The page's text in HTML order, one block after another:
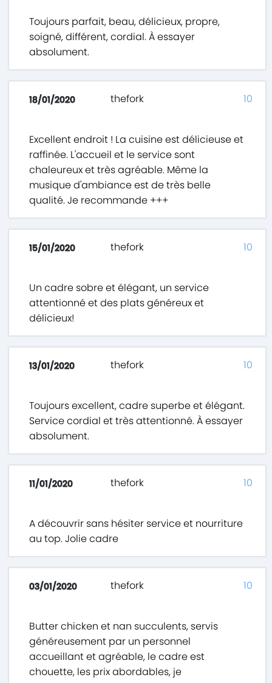
Toujours parfait, beau, délicieux, propre,
soigné, différent, cordial. À essayer
absolument.
18/01/2020 thefork
Excellent endroit ! La cuisine est délicieuse et
raffinée. L'accueil et le service sont
chaleureux et très agréable. Même la
musique d'ambiance est de très belle
qualité. Je recommande +++
10
15/01/2020 thefork
Un cadre sobre et élégant, un service
attentionné et des plats généreux et
délicieux!
10
13/01/2020 thefork
Toujours excellent, cadre superbe et élégant.
Service cordial et très attentionné. À essayer
absolument.
10
11/01/2020 thefork
A découvrir sans hésiter service et nourriture
au top. Jolie cadre
10
03/01/2020 thefork
Butter chicken et nan succulents, servis
généreusement par un personnel
accueillant et agréable, le cadre est
chouette, les prix abordables, je
10